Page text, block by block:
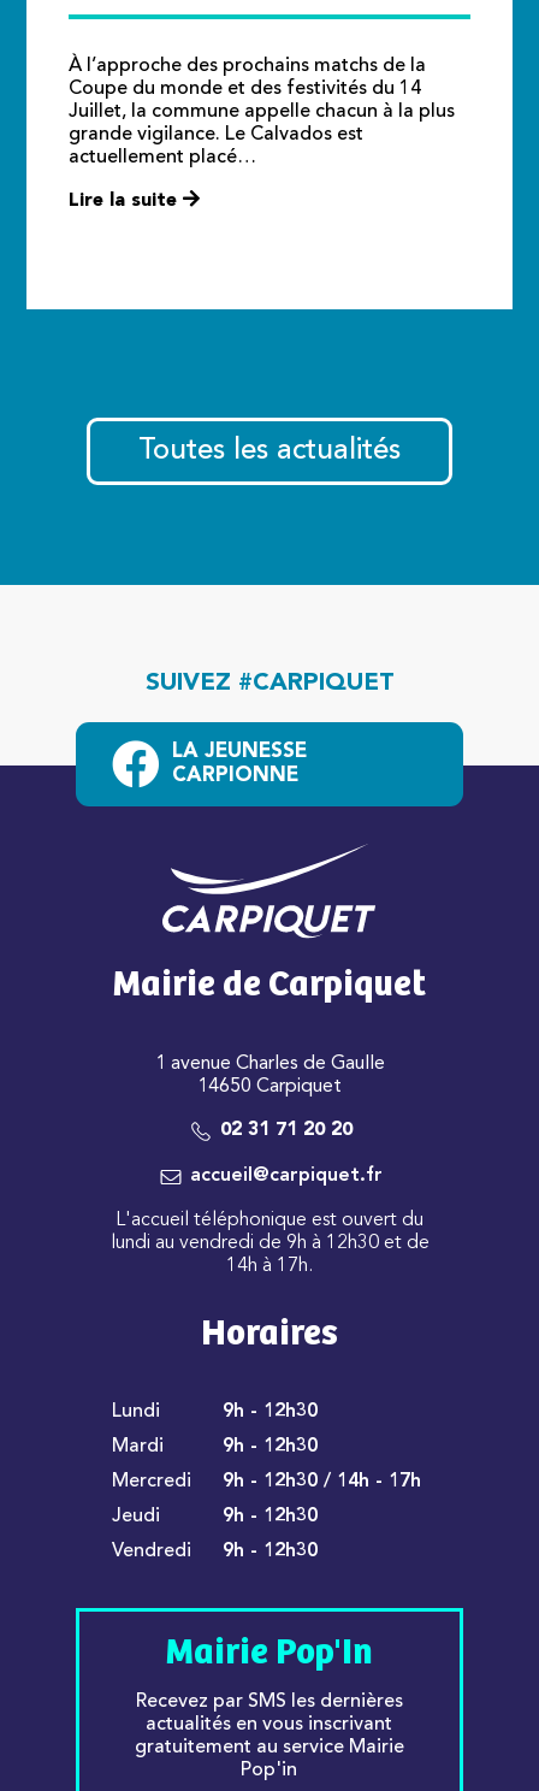
À l’approche des prochains matchs de la
Coupe du monde et des festivités du 14
Juillet, la commune appelle chacun à la plus
grande vigilance. Le Calvados est
actuellement placé…
Lire la suite
Toutes les actualités
SUIVEZ #CARPIQUET
LA JEUNESSE
CARPIONNE
Mairie de Carpiquet
1 avenue Charles de Gaulle
14650 Carpiquet
02 31 71 20 20
accueil@carpiquet.fr
L'accueil téléphonique est ouvert du
lundi au vendredi de 9h à 12h30 et de
14h à 17h.
Horaires
Lundi
9h - 12h30
Mardi
9h - 12h30
Mercredi
9h - 12h30 / 14h - 17h
Jeudi
9h - 12h30
Vendredi
9h - 12h30
Mairie Pop'In
Recevez par SMS les dernières
actualités en vous inscrivant
gratuitement au service Mairie
Pop'in